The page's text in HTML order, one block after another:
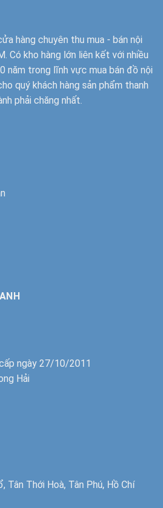
hàng chuyên thu mua - bán nội
Có kho hàng lớn liên kết với nhiều
năm trong lĩnh vực mua bán đồ nội
quý khách hàng sản phẩm thanh
phải chăng nhất.
ngày 27/10/2011
Hải
Tân Thới Hoà, Tân Phú, Hồ Chí